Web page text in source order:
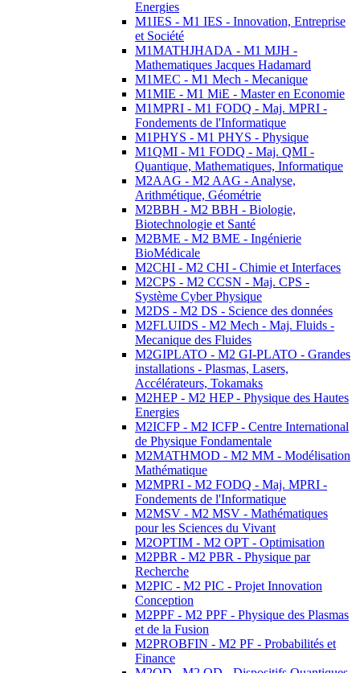
Energies
M1IES - M1 IES - Innovation, Entreprise
et Société
M1MATHJHADA - M1 MJH -
Mathematiques Jacques Hadamard
M1MEC - M1 Mech - Mecanique
M1MIE - M1 MiE - Master en Economie
M1MPRI - M1 FODQ - Maj. MPRI -
Fondements de l'Informatique
M1PHYS - M1 PHYS - Physique
M1QMI - M1 FODQ - Maj. QMI -
Quantique, Mathematiques, Informatique
M2AAG - M2 AAG - Analyse,
Arithmétique, Géométrie
M2BBH - M2 BBH - Biologie,
Biotechnologie et Santé
M2BME - M2 BME - Ingénierie
BioMédicale
M2CHI - M2 CHI - Chimie et Interfaces
M2CPS - M2 CCSN - Maj. CPS -
Système Cyber Physique
M2DS - M2 DS - Science des données
M2FLUIDS - M2 Mech - Maj. Fluids -
Mecanique des Fluides
M2GIPLATO - M2 GI-PLATO - Grandes
installations - Plasmas, Lasers,
Accélérateurs, Tokamaks
M2HEP - M2 HEP - Physique des Hautes
Energies
M2ICFP - M2 ICFP - Centre International
de Physique Fondamentale
M2MATHMOD - M2 MM - Modélisation
Mathématique
M2MPRI - M2 FODQ - Maj. MPRI -
Fondements de l'Informatique
M2MSV - M2 MSV - Mathématiques
pour les Sciences du Vivant
M2OPTIM - M2 OPT - Optimisation
M2PBR - M2 PBR - Physique par
Recherche
M2PIC - M2 PIC - Projet Innovation
Conception
M2PPF - M2 PPF - Physique des Plasmas
et de la Fusion
M2PROBFIN - M2 PF - Probabilités et
Finance